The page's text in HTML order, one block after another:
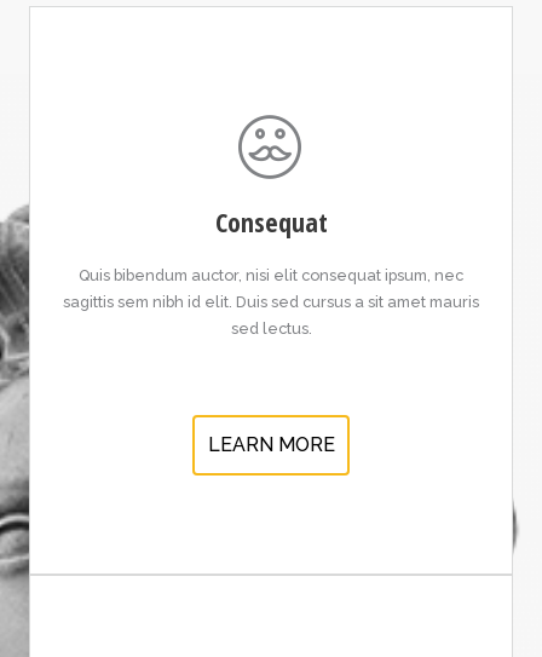
Consequat
Quis bibendum auctor, nisi elit consequat ipsum, nec
sagittis sem nibh id elit. Duis sed cursus a sit amet mauris
sed lectus.
LEARN MORE